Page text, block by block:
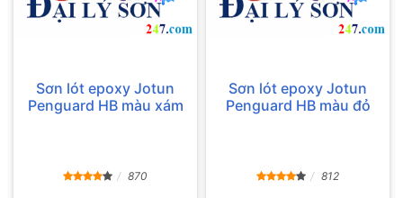
Sơn lót epoxy Jotun
Penguard HB màu xám
870
Sơn lót epoxy Jotun
Penguard HB màu đỏ
812